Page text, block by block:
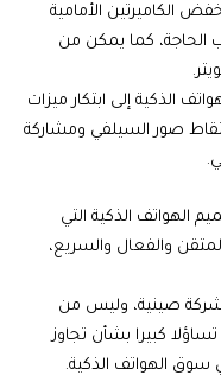
الكاميرتين الأمامية
الحاجة، كما يمكن من
الذكية إلى ابتكار ميزات
صور السيلفي ومشاركة
الهواتف الذكية التي
والفعال والسريع،
شركة صينية، وليس من
كبيرا بشأن تجاوز
الهواتف الذكية.